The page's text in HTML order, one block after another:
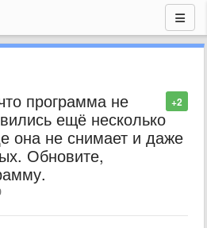
+2
программа не
ещё несколько
она не снимает и даже
Обновите,